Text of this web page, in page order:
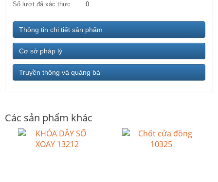
Số lượt đã xác thực
0
Thông tin chi tiết sản phẩm
Cơ sở pháp lý
Truyền thông và quảng bá
Các sản phẩm khác